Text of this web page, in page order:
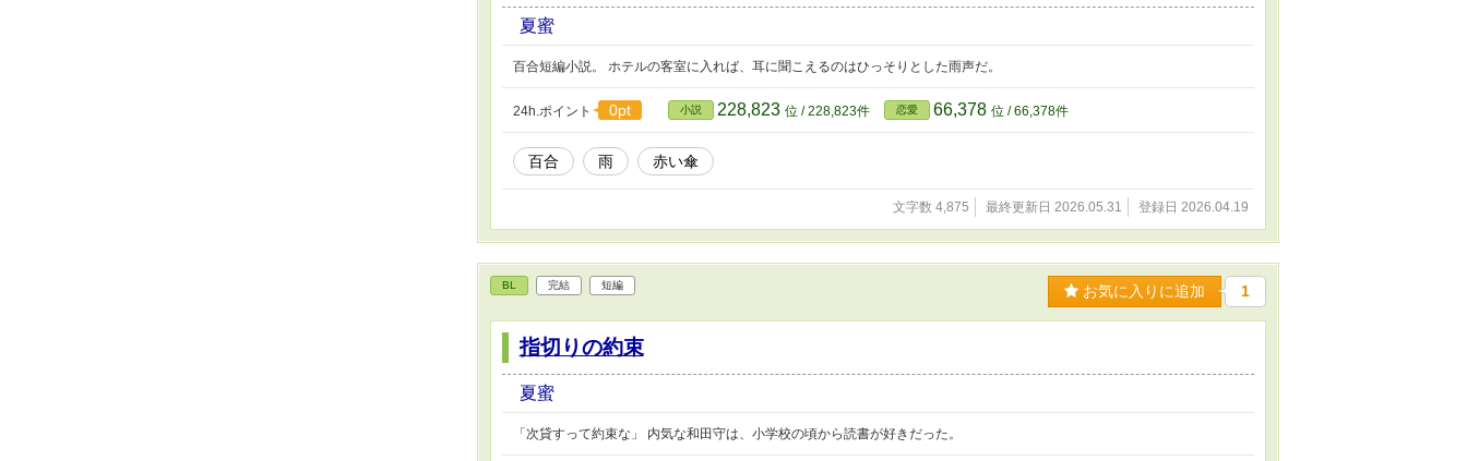
夏蜜
百合短編小説。 ホテルの客室に入れば、耳に聞こえるのはひっそりとした雨声だ。
24h.ポイント 0pt 小説 228,823 位 / 228,823件 恋愛 66,378 位 / 66,378件
百合 雨 赤い傘
文字数 4,875 最終更新日 2026.05.31 登録日 2026.04.19
BL 完結 短編 お気に入りに追加 1
指切りの約束
夏蜜
「次貸すって約束な」 内気な和田守は、小学校の頃から読書が好きだった。